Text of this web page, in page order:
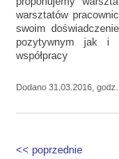
warsztatów
swoim
pozytywnym jak i
współpracy
Dodano 31.03.2016,
<< poprzednie